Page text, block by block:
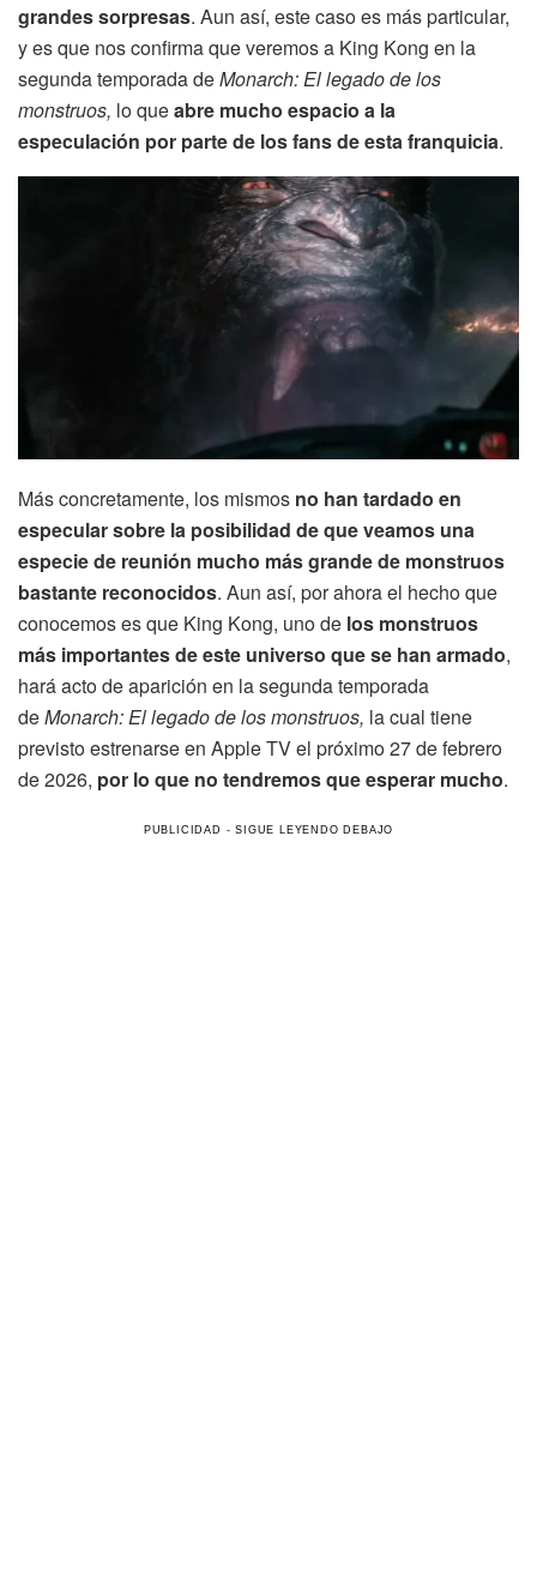
grandes sorpresas. Aun así, este caso es más particular,
y es que nos confirma que veremos a King Kong en la
segunda temporada deMonarch: El legado de los
monstruos, lo queabre mucho espacio a la
especulación por parte de los fans de esta franquicia.
Más concretamente, los mismos no han tardado en
especular sobre la posibilidad de que veamos una
especie de reunión mucho más grande de monstruos
bastante reconocidos. Aun así, por ahora el hecho que
conocemos es que King Kong, uno de los monstruos
más importantes de este universo que se han armado,
hará acto de aparición en la segunda temporada
deMonarch: El legado de los monstruos, la cual tiene
previsto estrenarse en Apple TV el próximo 27 de febrero
de 2026, por lo que no tendremos que esperar mucho.